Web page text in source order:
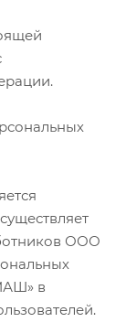
ООО
в